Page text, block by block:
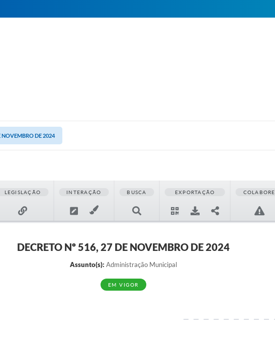
NOVEMBRO DE 2024
LEGISLAÇÃO INTERAÇÃO BUSCA EXPORTAÇÃO COLABORE
DECRETO Nº 516, 27 DE NOVEMBRO DE 2024
Assunto(s): Administração Municipal
EM VIGOR